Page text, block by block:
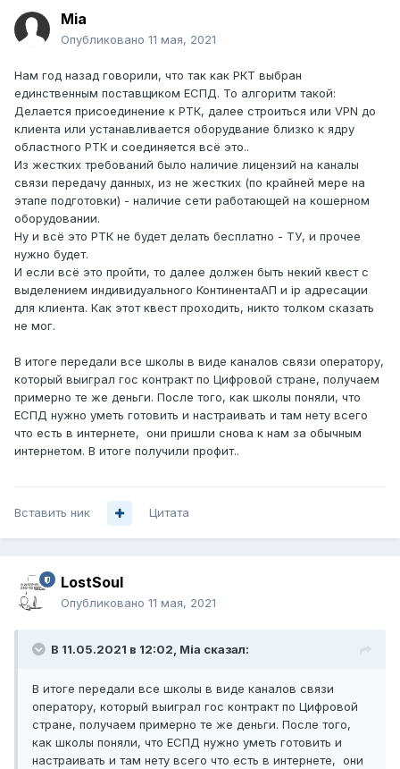
Mia
Опубликовано 11 мая, 2021
Нам год назад говорили, что так как РКТ выбран
единственным поставщиком ЕСПД. То алгоритм такой:
Делается присоединение к РТК, далее строиться или VPN до
клиента или устанавливается оборудвание близко к ядру
областного РТК и соединяется всё это..
Из жестких требований было наличие лицензий на каналы
связи передачу данных, из не жестких (по крайней мере на
этапе подготовки) - наличие сети работающей на кошерном
оборудовании.
Ну и всё это РТК не будет делать бесплатно - ТУ, и прочее
нужно будет.
И если всё это пройти, то далее должен быть некий квест с
выделением индивидуального КонтинентаАП и ip адресации
для клиента. Как этот квест проходить, никто толком сказать
не мог.
В итоге передали все школы в виде каналов связи оператору,
который выиграл гос контракт по Цифровой стране, получаем
примерно те же деньги. После того, как школы поняли, что
ЕСПД нужно уметь готовить и настраивать и там нету всего
что есть в интернете, они пришли снова к нам за обычным
интернетом. В итоге получили профит..
Вставить ник Цитата
LostSoul
Опубликовано 11 мая, 2021
В 11.05.2021 в 12:02, Mia сказал:
В итоге передали все школы в виде каналов связи
оператору, который выиграл гос контракт по Цифровой
стране, получаем примерно те же деньги. После того,
как школы поняли, что ЕСПД нужно уметь готовить и
настраивать и там нету всего что есть в интернете, они